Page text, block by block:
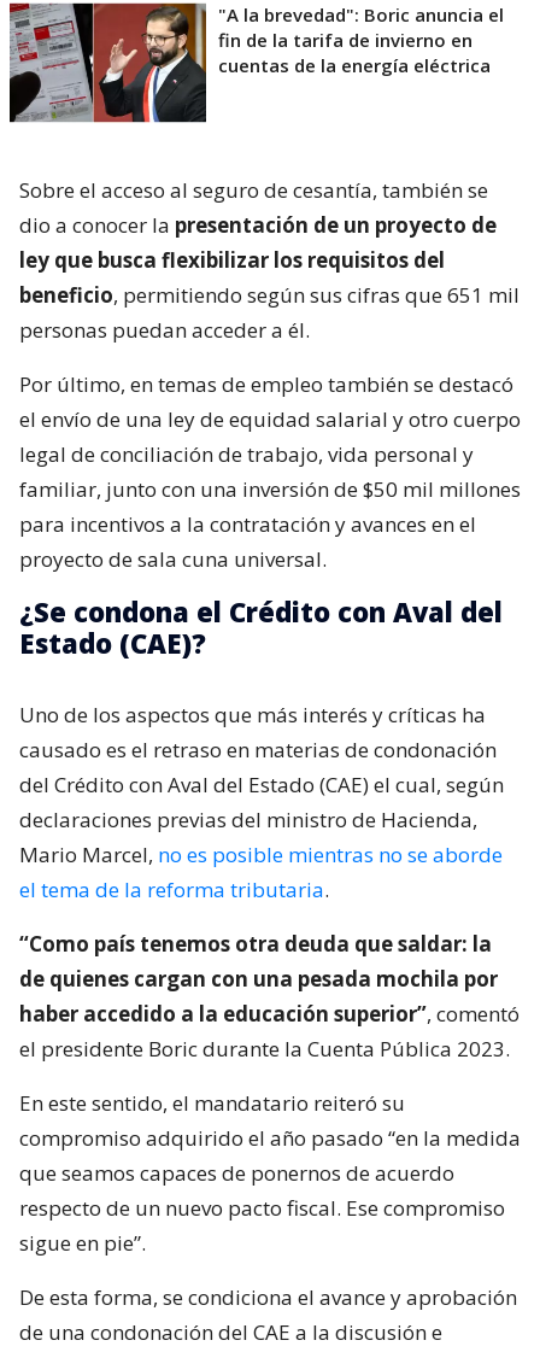
"A la brevedad": Boric anuncia el
fin de la tarifa de invierno en
cuentas de la energía eléctrica
Sobre el acceso al seguro de cesantía, también se
dio a conocer la presentación de un proyecto de
ley que busca flexibilizar los requisitos del
beneficio, permitiendo según sus cifras que 651 mil
personas puedan acceder a él.
Por último, en temas de empleo también se destacó
el envío de una ley de equidad salarial y otro cuerpo
legal de conciliación de trabajo, vida personal y
familiar, junto con una inversión de $50 mil millones
para incentivos a la contratación y avances en el
proyecto de sala cuna universal.
¿Se condona el Crédito con Aval del
Estado (CAE)?
Uno de los aspectos que más interés y críticas ha
causado es el retraso en materias de condonación
del Crédito con Aval del Estado (CAE) el cual, según
declaraciones previas del ministro de Hacienda,
Mario Marcel, no es posible mientras no se aborde
el tema de la reforma tributaria.
“Como país tenemos otra deuda que saldar: la
de quienes cargan con una pesada mochila por
haber accedido a la educación superior”, comentó
el presidente Boric durante la Cuenta Pública 2023.
En este sentido, el mandatario reiteró su
compromiso adquirido el año pasado “en la medida
que seamos capaces de ponernos de acuerdo
respecto de un nuevo pacto fiscal. Ese compromiso
sigue en pie”.
De esta forma, se condiciona el avance y aprobación
de una condonación del CAE a la discusión e